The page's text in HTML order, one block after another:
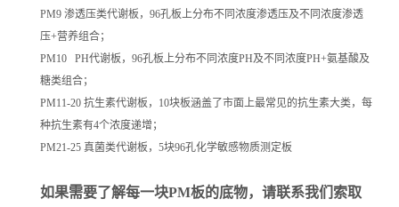
PM9 渗透压类代谢板，96孔板上分布不同浓度渗透压及不同浓度渗透
压+营养组合；
PM10 PH代谢板，96孔板上分布不同浓度PH及不同浓度PH+氨基酸及
糖类组合；
PM11-20 抗生素代谢板，10块板涵盖了市面上最常见的抗生素大类，每
种抗生素有4个浓度递增；
PM21-25 真菌类代谢板，5块96孔化学敏感物质测定板
如果需要了解每一块PM板的底物，请联系我们索取